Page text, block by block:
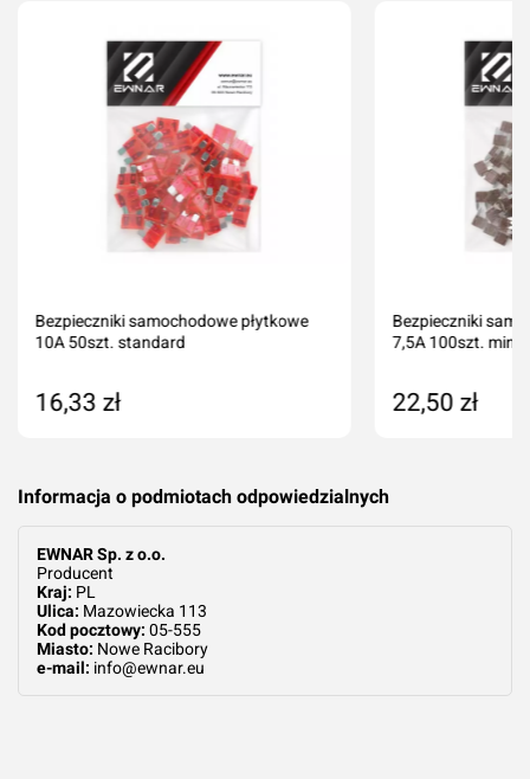
Oceń produkt
Przyznaj ocenę:
Komentarz*
Anuluj
Bezpieczniki samochodowe płytkowe
10A 50szt. standard
16,33 zł
Bezpieczniki
7,5A 100szt. mini
22,50 zł
Informacja o podmiotach odpowiedzialnych
EWNAR Sp. z o.o.
Producent
Kraj: PL
Ulica: Mazowiecka 113
Kod pocztowy: 05-555
Miasto: Nowe Racibory
e-mail: info@ewnar.eu